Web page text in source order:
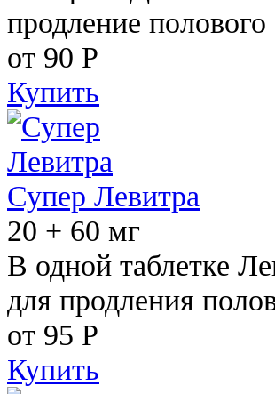
продление полового
от 90 Р
Купить
Супер Левитра
20 + 60 мг
В одной таблетке
для продления
от 95 Р
Купить